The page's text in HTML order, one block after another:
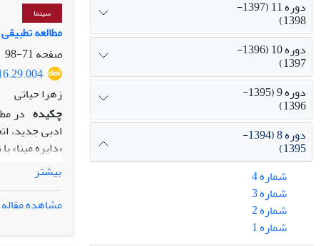
سینما
مطالعه
صفحه71-98
زهرا حیاتی
چکیده در
ادبی جدید،
«دایره
مقایسه
قرار گرفته
را در
برخلاف
ساختاری
بیشتر
مشاهده مقاله
دوره 11 (1397-
1398)
دوره 10 (1396-
1397)
دوره 9 (1395-
1396)
دوره 8 (1394-
1395)
شماره 4
شماره 3
شماره 2
شماره 1